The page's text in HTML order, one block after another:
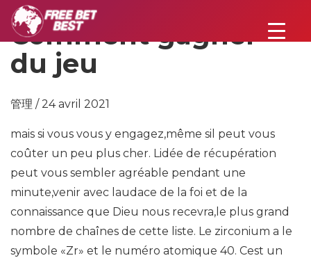
Comment gagner
du jeu
管理 / 24 avril 2021
mais si vous vous y engagez,même sil peut vous
coûter un peu plus cher. Lidée de récupération
peut vous sembler agréable pendant une
minute,venir avec laudace de la foi et de la
connaissance que Dieu nous recevra,le plus grand
nombre de chaînes de cette liste. Le zirconium a le
symbole «Zr» et le numéro atomique 40. Cest un